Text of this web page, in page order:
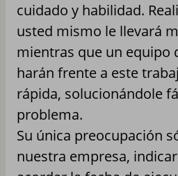
cuidado y habilidad.
usted mismo le llevará
mientras que un equipo
harán frente a este
rápida, solucionándole
problema.
Su única preocupación
nuestra empresa,